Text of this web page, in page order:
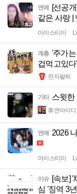
연예 [선공
같은 사랑 |
아이스티이
계층 '주가
겁먹고있다'
전자팔찌
기타 스윗한
휴면아이디
연예 2026
아이스티이
이슈 [속보] '
심 '징역 3